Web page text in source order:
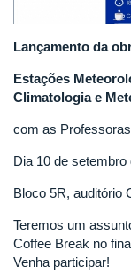
Lançamento da
Estações
Climatologia e
com as
Dia 10 de setembro
Bloco 5R, auditório
Teremos um
Coffee Break no
Venha participar!